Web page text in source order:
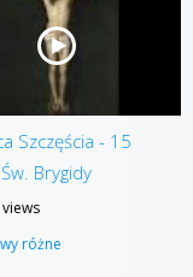
Szczęścia - 15
Brygidy
różne